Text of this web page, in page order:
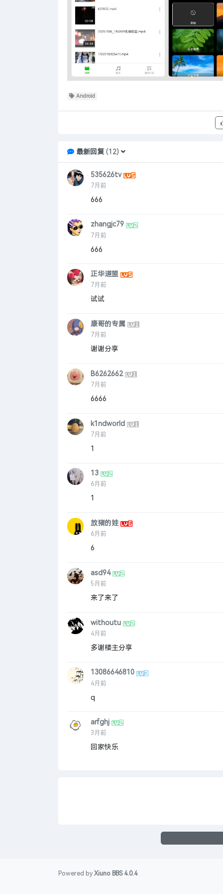
Android
最新回复 ( 12)
535626tv
7月前
666
zhangjc79
7月前
666
正华道盟
7月前
试试
康哥的专属
7月前
谢谢分享
B6262662
7月前
6666
k1ndworld
7月前
1
13
6月前
1
放猪的娃
6月前
6
asd94
5月前
来了来了
withoutu
4月前
多谢楼主分享
13086646810
4月前
q
arfghj
3月前
回家快乐
Powered by Xiuno BBS 4.0.4